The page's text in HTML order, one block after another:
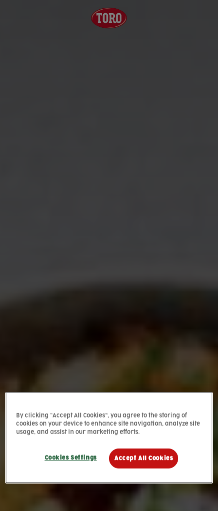
By clicking “Accept All Cookies”, you agree to the storing of
cookies on your device to enhance site navigation, analyze site
usage, and assist in our marketing efforts.
Accept All Cookies
Cookies Settings